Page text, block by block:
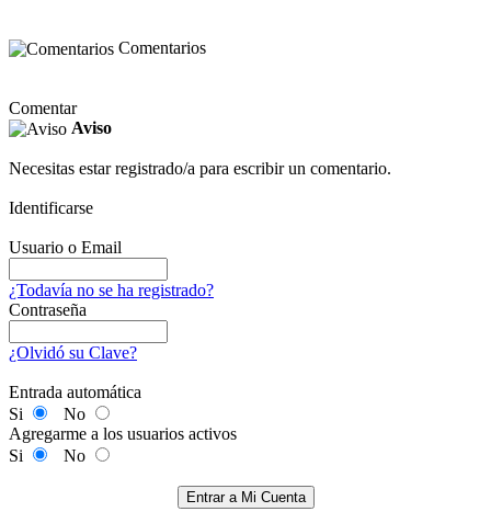
Comentarios
Comentar
Aviso
Necesitas estar registrado/a para escribir un comentario.
Identificarse
Usuario o Email
¿Todavía no se ha registrado?
Contraseña
¿Olvidó su Clave?
Entrada automática
Si
No
Agregarme a los usuarios activos
Si
No
Entrar a Mi Cuenta